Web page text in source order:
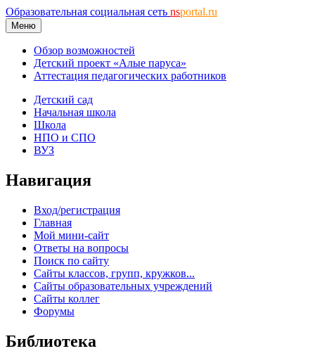
Образовательная социальная сеть nsportal.ru
Меню
Обзор возможностей
Детский проект «Алые паруса»
Аттестация педагогических работников
Детский сад
Начальная школа
Школа
НПО и СПО
ВУЗ
Навигация
Вход/регистрация
Главная
Мой мини-сайт
Ответы на вопросы
Поиск по сайту
Сайты классов, групп, кружков...
Сайты образовательных учреждений
Сайты коллег
Форумы
Библиотека